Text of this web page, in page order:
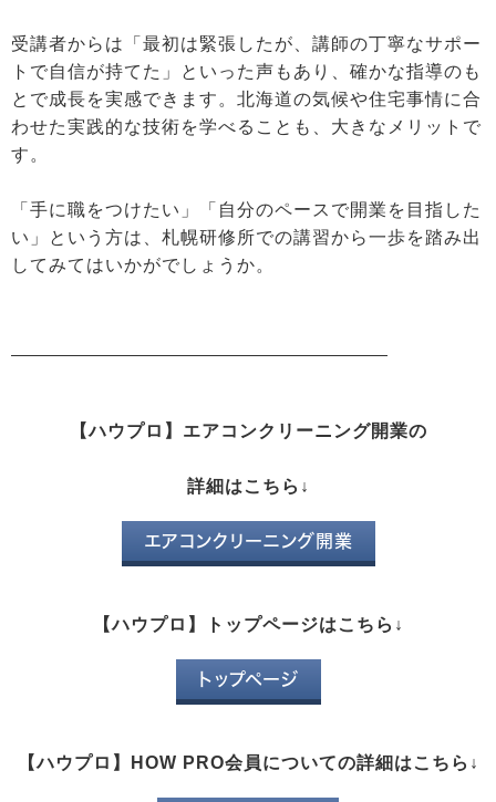
受講者からは「最初は緊張したが、講師の丁寧なサポー
トで自信が持てた」といった声もあり、確かな指導のも
とで成長を実感できます。北海道の気候や住宅事情に合
わせた実践的な技術を学べることも、大きなメリットで
す。
「手に職をつけたい」「自分のペースで開業を目指した
い」という方は、札幌研修所での講習から一歩を踏み出
してみてはいかがでしょうか。
【ハウプロ】エアコンクリーニング開業の
詳細はこちら↓
エアコンクリーニング開業
【ハウプロ】トップページはこちら↓
トップページ
【ハウプロ】HOW PRO会員についての詳細はこちら↓